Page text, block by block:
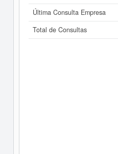
Última Consulta Empresa
Total de Consultas